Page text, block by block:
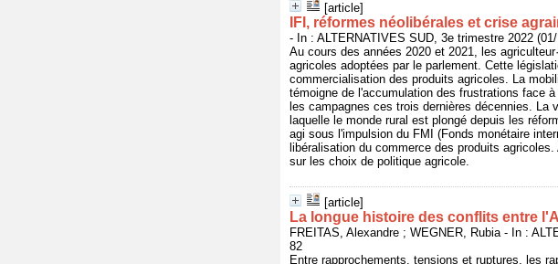
[article]
IFI, réformes néolibérales et crise
- In : ALTERNATIVES SUD, 3e trimestre 2022
Au cours des années 2020 et 2021, les
agricoles adoptées par le parlement. Cette
commercialisation des produits agricoles. La
témoigne de l'accumulation des frustrations face
les campagnes ces trois dernières décennies.
laquelle le monde rural est plongé depuis les
agi sous l'impulsion du FMI (Fonds monétaire
libéralisation du commerce des produits
sur les choix de politique agricole.
[article]
La longue histoire des conflits entre
FREITAS, Alexandre ; WEGNER, Rubia - In :
82
Entre rapprochements, tensions et ruptures, les